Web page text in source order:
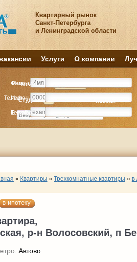
Квартирный рынок
Санкт-Петербурга
и Ленинградской области
Услуги О компании
Комнату
Студия Комнат
Комнату
Студия Комнат
Имя
Телефон
E-mail
Фамилия
Имя
Телефон
» Квартиры » Трехкомнатные квартиры » в
в ипотеку
р-н Волосовский, п
Автово